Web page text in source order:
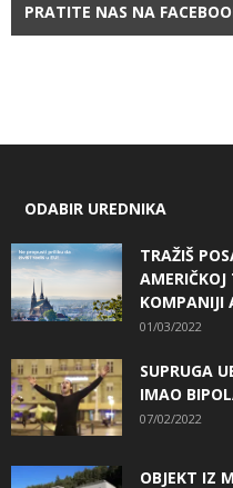
PRATITE NAS NA
ODABIR UREDNIKA
TRAŽIŠ
AMERIČKOJ
KOMPANIJI
01/03/2022
SUPRUGA
IMAO
07/02/2022
OBJEKT IZ